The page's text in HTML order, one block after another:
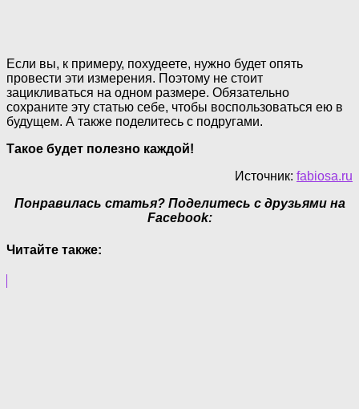
Если вы, к примеру, похудеете, нужно будет опять
провести эти измерения. Поэтому не стоит
зацикливаться на одном размере. Обязательно
сохраните эту статью себе, чтобы воспользоваться ею в
будущем. А также поделитесь с подругами.
Такое будет полезно каждой!
Источник: fabiosa.ru
Понравилась статья? Поделитесь с друзьями на
Facebook:
Читайте также: